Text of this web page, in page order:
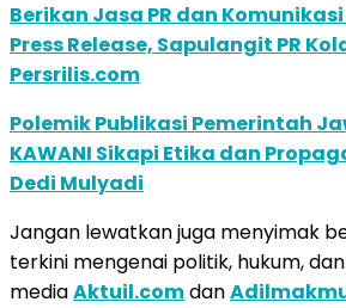
Berikan Jasa PR dan
Press Release, Sapulangit PR
Persrilis.com
Polemik Publikasi Pemerintah
KAWANI Sikapi Etika dan
Dedi Mulyadi
Jangan lewatkan juga menyimak
terkini mengenai politik, hukum,
mediaAktuil.comdan